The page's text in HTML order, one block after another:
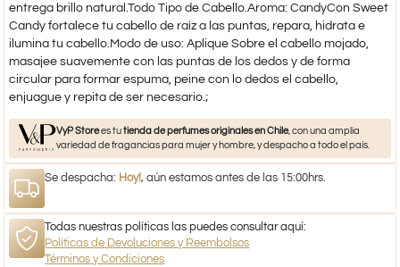
entrega brillo natural.Todo Tipo de Cabello.Aroma: CandyCon Sweet
Candy fortalece tu cabello de raíz a las puntas, repara, hidrata e
ilumina tu cabello.Modo de uso: Aplique Sobre el cabello mojado,
masajee suavemente con las puntas de los dedos y de forma
circular para formar espuma, peine con lo dedos el cabello,
enjuague y repita de ser necesario.;
VyP Storees tutienda de perfumes originales en Chile, con una amplia
variedad de fragancias para mujer y hombre, y despacho a todo el país.
Se despacha: Hoy!, aún estamos antes de las 15:00hrs.
Todas nuestras políticas las puedes consultar aquí:
Políticas de Devoluciones y Reembolsos
Términos y Condiciones